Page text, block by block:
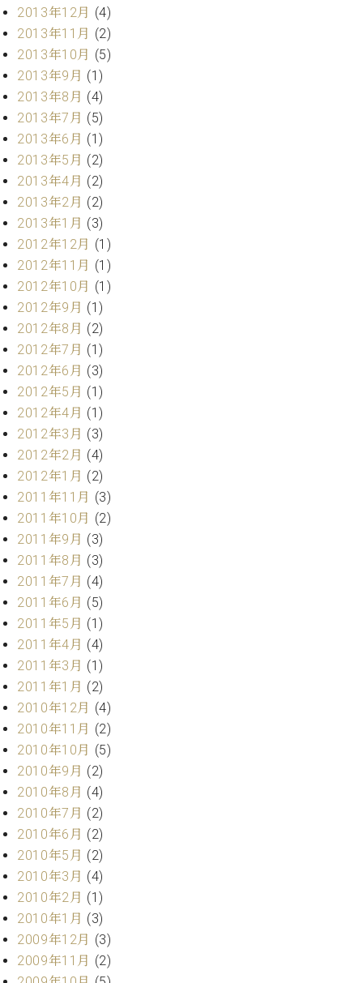
2013年12月 (4)
2013年11月 (2)
2013年10月 (5)
2013年9月 (1)
2013年8月 (4)
2013年7月 (5)
2013年6月 (1)
2013年5月 (2)
2013年4月 (2)
2013年2月 (2)
2013年1月 (3)
2012年12月 (1)
2012年11月 (1)
2012年10月 (1)
2012年9月 (1)
2012年8月 (2)
2012年7月 (1)
2012年6月 (3)
2012年5月 (1)
2012年4月 (1)
2012年3月 (3)
2012年2月 (4)
2012年1月 (2)
2011年11月 (3)
2011年10月 (2)
2011年9月 (3)
2011年8月 (3)
2011年7月 (4)
2011年6月 (5)
2011年5月 (1)
2011年4月 (4)
2011年3月 (1)
2011年1月 (2)
2010年12月 (4)
2010年11月 (2)
2010年10月 (5)
2010年9月 (2)
2010年8月 (4)
2010年7月 (2)
2010年6月 (2)
2010年5月 (2)
2010年3月 (4)
2010年2月 (1)
2010年1月 (3)
2009年12月 (3)
2009年11月 (2)